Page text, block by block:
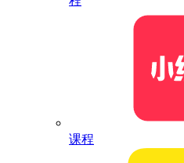
课程